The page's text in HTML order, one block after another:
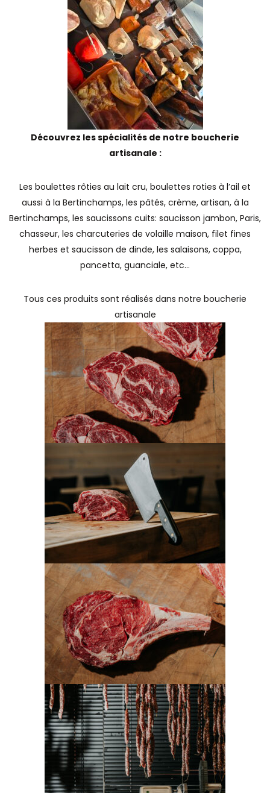
Découvrez les spécialités de notre boucherie
artisanale :
Les boulettes rôties au lait cru, boulettes roties à l’ail et
aussi à la Bertinchamps, les pâtés, crème, artisan, à la
Bertinchamps, les saucissons cuits: saucisson jambon, Paris,
chasseur, les charcuteries de volaille maison, filet fines
herbes et saucisson de dinde, les salaisons, coppa,
pancetta, guanciale, etc…
Tous ces produits sont réalisés dans notre boucherie
artisanale